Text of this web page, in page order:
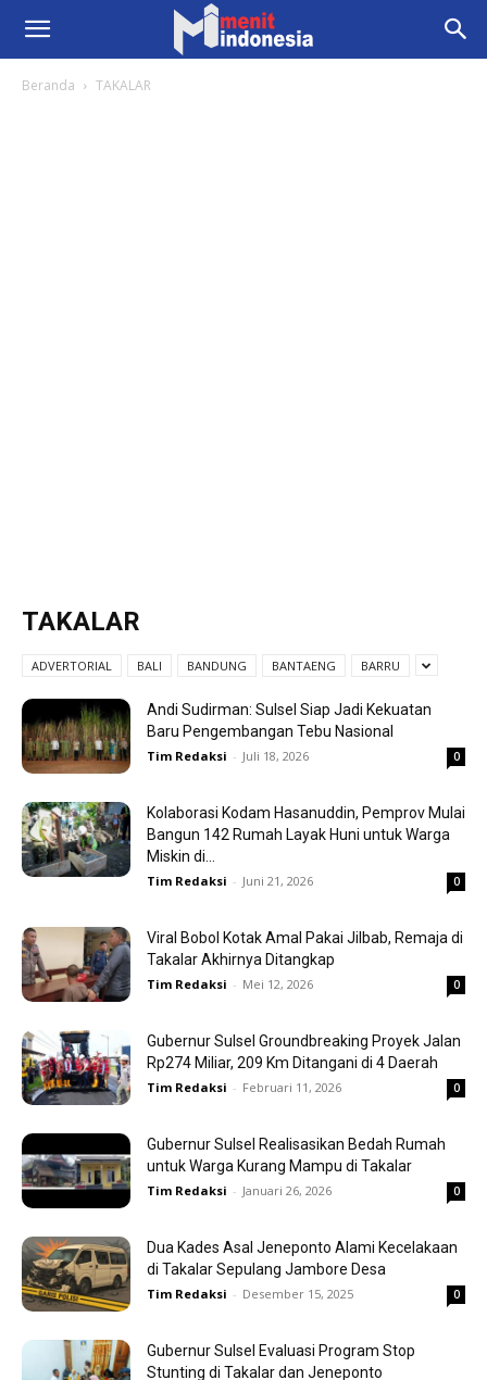
Beranda TAKALAR
TAKALAR
ADVERTORIAL BALI BANDUNG BANTAENG BARRU
Andi Sudirman: Sulsel Siap Jadi Kekuatan
Baru Pengembangan Tebu Nasional
Tim Redaksi - Juli 18, 2026 0
Kolaborasi Kodam Hasanuddin, Pemprov Mulai
Bangun 142 Rumah Layak Huni untuk Warga
Miskin di...
Tim Redaksi - Juni 21, 2026 0
Viral Bobol Kotak Amal Pakai Jilbab, Remaja di
Takalar Akhirnya Ditangkap
Tim Redaksi - Mei 12, 2026 0
Gubernur Sulsel Groundbreaking Proyek Jalan
Rp274 Miliar, 209 Km Ditangani di 4 Daerah
Tim Redaksi - Februari 11, 2026 0
Gubernur Sulsel Realisasikan Bedah Rumah
untuk Warga Kurang Mampu di Takalar
Tim Redaksi - Januari 26, 2026 0
Dua Kades Asal Jeneponto Alami Kecelakaan
di Takalar Sepulang Jambore Desa
Tim Redaksi - Desember 15, 2025 0
Gubernur Sulsel Evaluasi Program Stop
Stunting di Takalar dan Jeneponto